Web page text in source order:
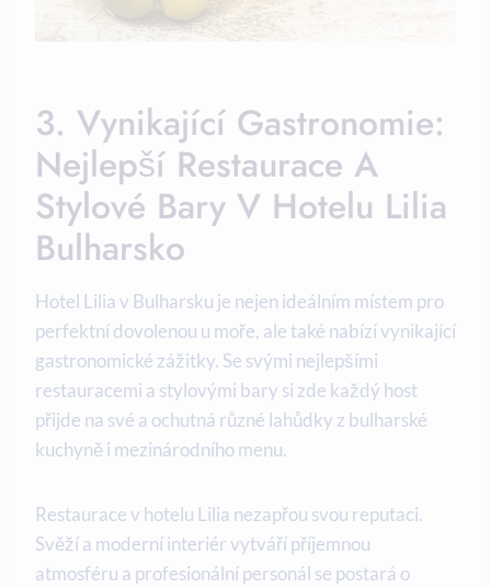
3. Vynikající Gastronomie:
Nejlepší Restaurace A
Stylové Bary V Hotelu Lilia
Bulharsko
Hotel Lilia v Bulharsku je nejen ideálním místem pro
perfektní dovolenou u moře, ale také nabízí vynikající
gastronomické zážitky. Se svými nejlepšími
restauracemi a stylovými bary si zde každý host
přijde na své a ochutná různé lahůdky z bulharské
kuchyně i mezinárodního menu.
Restaurace v hotelu Lilia nezapřou svou reputaci.
Svěží a moderní interiér vytváří příjemnou
atmosféru a profesionální personál se postará o